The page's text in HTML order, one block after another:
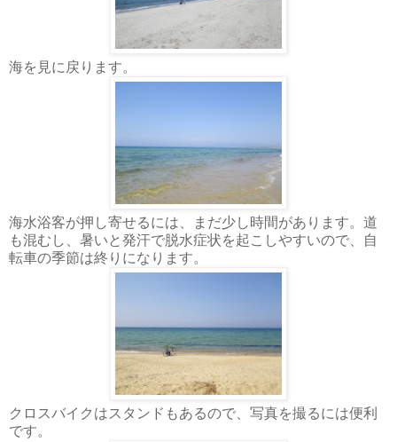
海を見に戻ります。
海水浴客が押し寄せるには、まだ少し時間があります。道
も混むし、暑いと発汗で脱水症状を起こしやすいので、自
転車の季節は終りになります。
クロスバイクはスタンドもあるので、写真を撮るには便利
です。